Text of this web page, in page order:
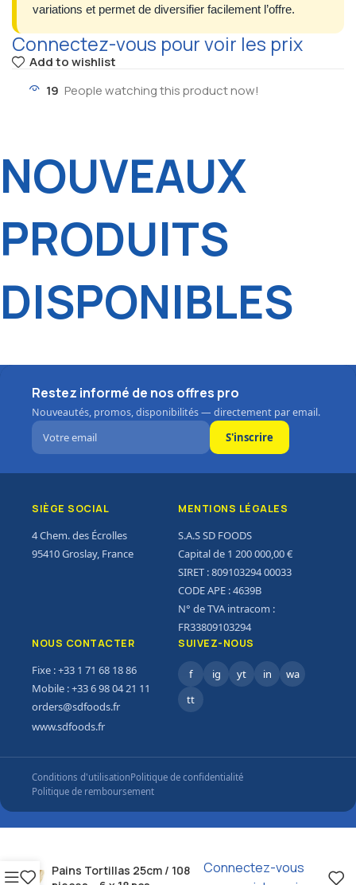
variations et permet de diversifier facilement l’offre.
Connectez-vous pour voir les prix
Add to wishlist
19 People watching this product now!
NOUVEAUX
PRODUITS
DISPONIBLES
Restez informé de nos offres pro
Nouveautés, promos, disponibilités — directement par email.
S'inscrire
SIÈGE SOCIAL
4 Chem. des Écrolles
95410 Groslay, France
MENTIONS LÉGALES
S.A.S SD FOODS
Capital de 1 200 000,00 €
SIRET : 809103294 00033
CODE APE : 4639B
N° de TVA intracom :
FR33809103294
NOUS CONTACTER
Fixe : +33 1 71 68 18 86
Mobile : +33 6 98 04 21 11
orders@sdfoods.fr
www.sdfoods.fr
SUIVEZ-NOUS
f ig yt in
wa
tt
Conditions d'utilisationPolitique de confidentialité
Politique de remboursement
Pains Tortillas 25cm / 108
Connectez-vous